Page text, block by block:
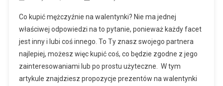
Co kupić mężczyźnie na walentynki? Nie ma jednej
właściwej odpowiedzi na to pytanie, ponieważ każdy facet
jest inny i lubi coś innego. To Ty znasz swojego partnera
najlepiej, możesz więc kupić coś, co będzie zgodne z jego
zainteresowaniami lub po prostu użyteczne. W tym
artykule znajdziesz propozycje prezentów na walentynki